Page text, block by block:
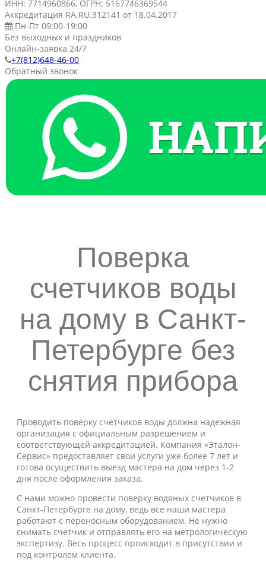
ИНН: 7714960866, ОГРН: 5167746369544
Аккредитация RA.RU.312141 от 18.04.2017
Пн-Пт 09:00-19:00
Без выходных и праздников
Онлайн-заявка 24/7
+7(812)648-46-00
Обратный звонок
Поверка
счетчиков воды
на дому в Санкт-
Петербурге без
снятия прибора
Проводить поверку счетчиков воды должна надежная
организация с официальным разрешением и
соответствующей аккредитацией. Компания «Эталон-
Сервис» предоставляет свои услуги уже более 7 лет и
готова осуществить выезд мастера на дом через 1-2
дня после оформления заказа.
С нами можно провести поверку водяных счетчиков в
Санкт-Петербурге на дому, ведь все наши мастера
работают с переносным оборудованием. Не нужно
снимать счетчик и отправлять его на метрологическую
экспертизу. Весь процесс происходит в присутствии и
под контролем клиента.